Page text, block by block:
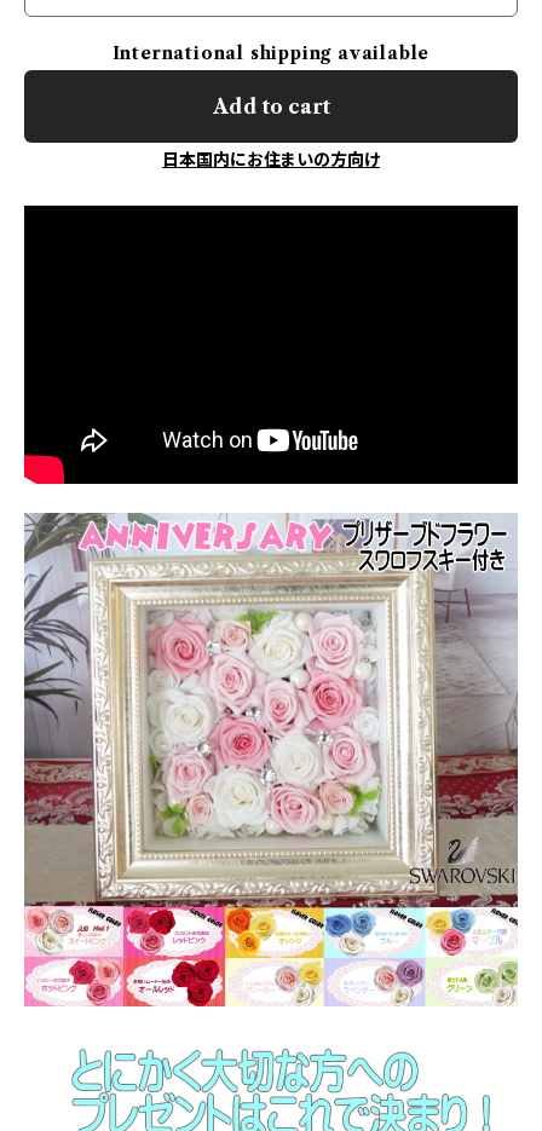
International shipping available
Add to cart
日本国内にお住まいの方向け